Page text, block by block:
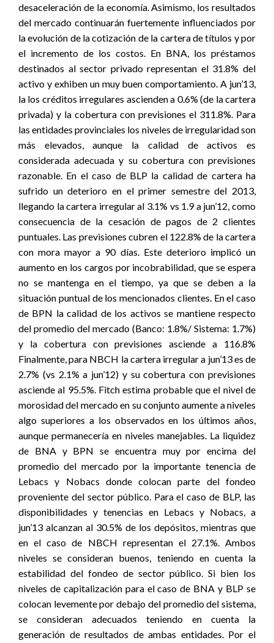
desaceleración de la economía. Asimismo, los resultados
del mercado continuarán fuertemente influenciados por
la evolución de la cotización de la cartera de títulos y por
el incremento de los costos. En BNA, los préstamos
destinados al sector privado representan el 31.8% del
activo y exhiben un muy buen comportamiento. A jun’13,
la los créditos irregulares ascienden a 0.6% (de la cartera
privada) y la cobertura con previsiones el 311.8%. Para
las entidades provinciales los niveles de irregularidad son
más elevados, aunque la calidad de activos es
considerada adecuada y su cobertura con previsiones
razonable. En el caso de BLP la calidad de cartera ha
sufrido un deterioro en el primer semestre del 2013,
llegando la cartera irregular al 3.1% vs 1.9 a jun’12, como
consecuencia de la cesación de pagos de 2 clientes
puntuales. Las previsiones cubren el 122.8% de la cartera
con mora mayor a 90 días. Este deterioro implicó un
aumento en los cargos por incobrabilidad, que se espera
no se mantenga en el tiempo, ya que se deben a la
situación puntual de los mencionados clientes. En el caso
de BPN la calidad de los activos se mantiene respecto
del promedio del mercado (Banco: 1.8%/ Sistema: 1.7%)
y la cobertura con previsiones asciende a 116.8%
Finalmente, para NBCH la cartera irregular a jun’13 es de
2.7% (vs 2.1% a jun’12) y su cobertura con previsiones
asciende al 95.5%. Fitch estima probable que el nivel de
morosidad del mercado en su conjunto aumente a niveles
algo superiores a los observados en los últimos años,
aunque permanecería en niveles manejables. La liquidez
de BNA y BPN se encuentra muy por encima del
promedio del mercado por la importante tenencia de
Lebacs y Nobacs donde colocan parte del fondeo
proveniente del sector público. Para el caso de BLP, las
disponibilidades y tenencias en Lebacs y Nobacs, a
jun’13 alcanzan al 30.5% de los depósitos, mientras que
en el caso de NBCH representan el 27.1%. Ambos
niveles se consideran buenos, teniendo en cuenta la
estabilidad del fondeo de sector público. Si bien los
niveles de capitalización para el caso de BNA y BLP se
colocan levemente por debajo del promedio del sistema,
se consideran adecuados teniendo en cuenta la
generación de resultados de ambas entidades. Por el